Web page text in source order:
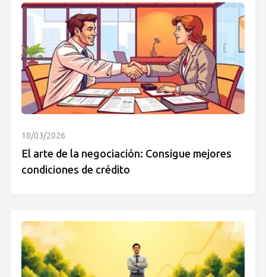
18/03/2026
El arte de la negociación: Consigue mejores
condiciones de crédito